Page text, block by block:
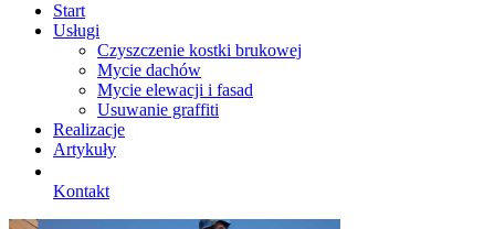
Start
Usługi
Czyszczenie kostki brukowej
Mycie dachów
Mycie elewacji i fasad
Usuwanie graffiti
Realizacje
Artykuły
Kontakt